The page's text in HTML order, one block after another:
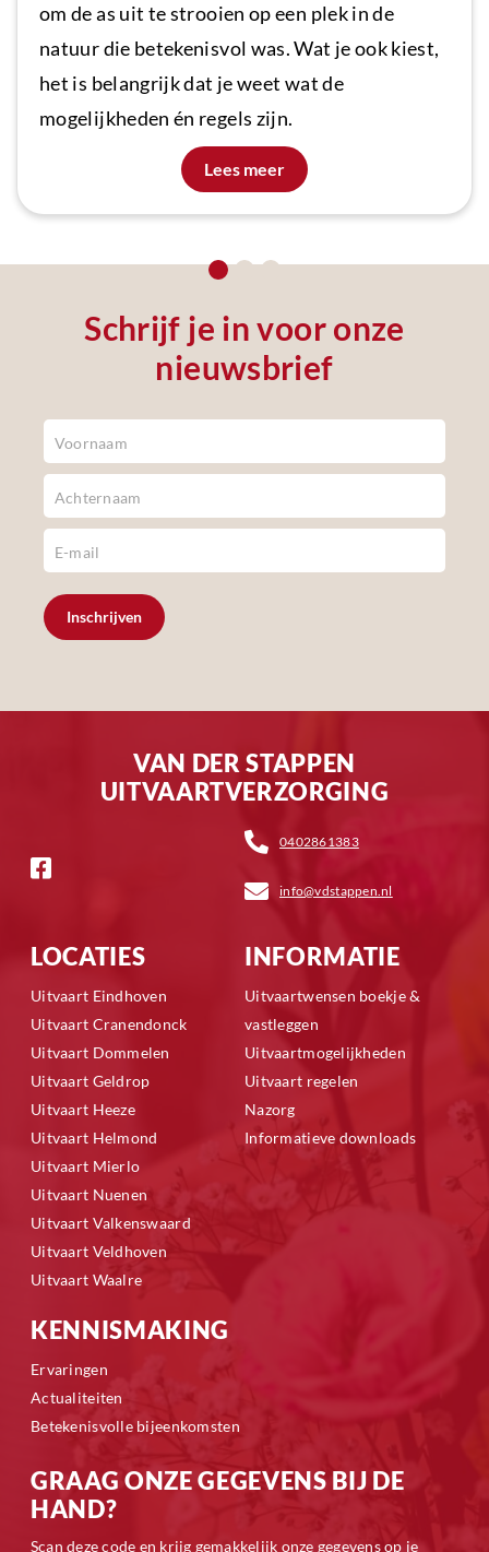
om de as uit te strooien op een plek in de
natuur die betekenisvol was. Wat je ook kiest,
het is belangrijk dat je weet wat de
mogelijkheden én regels zijn.
Lees meer
Schrijf je in voor onze
nieuwsbrief
Newsletter
Footer
Inschrijven
VAN DER STAPPEN
UITVAARTVERZORGING
0402861383
info@vdstappen.nl
LOCATIES
Uitvaart Eindhoven
Uitvaart Cranendonck
Uitvaart Dommelen
Uitvaart Geldrop
Uitvaart Heeze
Uitvaart Helmond
Uitvaart Mierlo
Uitvaart Nuenen
Uitvaart Valkenswaard
Uitvaart Veldhoven
Uitvaart Waalre
INFORMATIE
Uitvaartwensen boekje &
vastleggen
Uitvaartmogelijkheden
Uitvaart regelen
Nazorg
Informatieve downloads
KENNISMAKING
Ervaringen
Actualiteiten
Betekenisvolle bijeenkomsten
GRAAG ONZE GEGEVENS BIJ DE
HAND?
Scan deze code en krijg gemakkelijk onze gegevens op je